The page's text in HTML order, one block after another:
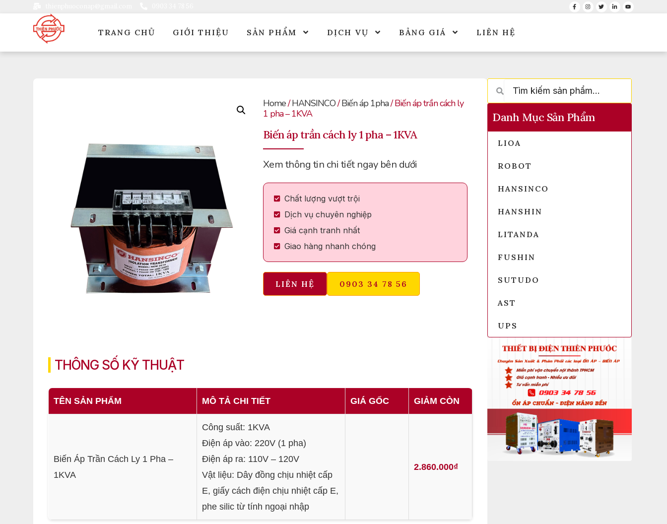
TRANG CHỦ GIỚI THIỆU SẢN PHẨM DỊCH VỤ BẢNG GIÁ LIÊN HỆ
Home/HANSINCO/Biến áp 1pha/ Biến áp trần cách ly
1 pha – 1KVA
Biến áp trần cách ly 1 pha – 1KVA
Xem thông tin chi tiết ngay bên dưới
Chất lượng vượt trội
Dịch vụ chuyên nghiệp
Giá cạnh tranh nhất
Giao hàng nhanh chóng
LIÊN HỆ 0903 34 78 56
THÔNG SỐ KỸ THUẬT
TÊN SẢN PHẨM MÔ TẢ CHI TIẾT GIÁ GỐC GIẢM CÒN
Biến Áp Trần Cách Ly 1 Pha –
1KVA
Công suất: 1KVA
Điện áp vào: 220V (1 pha)
Điện áp ra: 110V – 120V
Vật liệu: Dây đồng chịu nhiệt cấp
E, giấy cách điện chịu nhiệt cấp E,
phe silic từ tính ngoại nhập
2.860.000₫
Danh Mục Sản Phẩm
LIOA
ROBOT
HANSINCO
HANSHIN
LITANDA
FUSHIN
SUTUDO
AST
UPS